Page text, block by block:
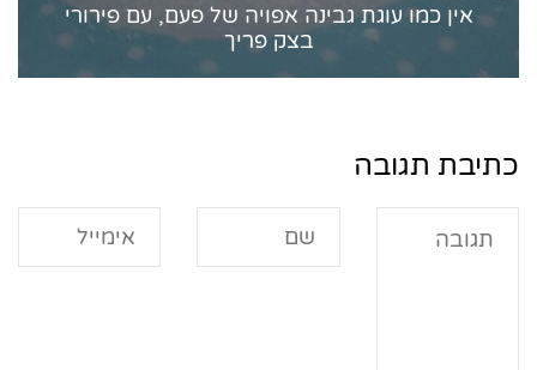
אין כמו עוגת גבינה אפויה של פעם, עם פירורי
בצק פריך
כתיבת תגובה